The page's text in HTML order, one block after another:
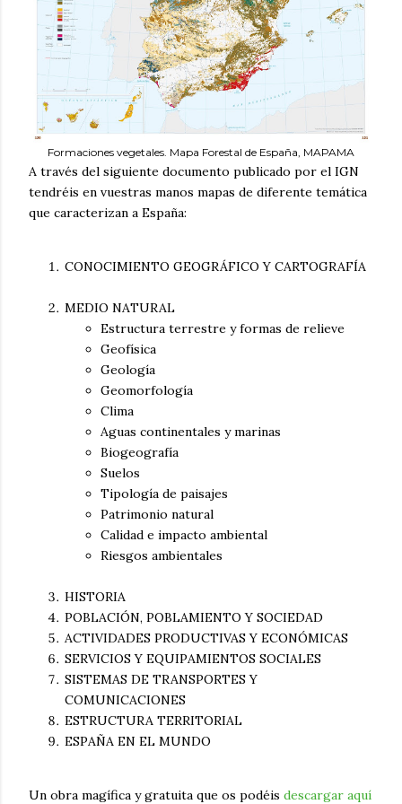
Formaciones vegetales. Mapa Forestal de España, MAPAMA
A través del siguiente documento publicado por el IGN
tendréis en vuestras manos mapas de diferente temática
que caracterizan a España:
CONOCIMIENTO GEOGRÁFICO Y CARTOGRAFÍA
MEDIO NATURAL
Estructura terrestre y formas de relieve
Geofísica
Geología
Geomorfología
Clima
Aguas continentales y marinas
Biogeografía
Suelos
Tipología de paisajes
Patrimonio natural
Calidad e impacto ambiental
Riesgos ambientales
HISTORIA
POBLACIÓN, POBLAMIENTO Y SOCIEDAD
ACTIVIDADES PRODUCTIVAS Y ECONÓMICAS
SERVICIOS Y EQUIPAMIENTOS SOCIALES
SISTEMAS DE TRANSPORTES Y
COMUNICACIONES
ESTRUCTURA TERRITORIAL
ESPAÑA EN EL MUNDO
Un obra magífica y gratuita que os podéis descargar aquí